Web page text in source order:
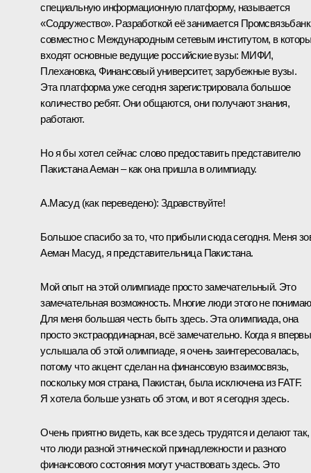
специальную информационную платформу, называется
«Содружество». Разработкой её занимается Промсвязьбанк
совместно с Международным сетевым институтом, в
входят основные ведущие российские вузы: МИФИ,
Плехановка, Финансовый университет, зарубежные вузы.
Эта платформа уже сегодня зарегистрировала большое
количество ребят. Они общаются, они получают знания,
работают.
Но я бы хотел сейчас слово предоставить представителю
Пакистана Аеман – как она пришла в олимпиаду.
А.Масуд (как переведено): Здравствуйте!
Большое спасибо за то, что прибыли сюда сегодня. Меня
Аеман Масуд, я представительница Пакистана.
Мой опыт на этой олимпиаде просто замечательный. Это
замечательная возможность. Многие люди этого не
Для меня большая честь быть здесь. Эта олимпиада, она
просто экстраординарная, всё замечательно. Когда я
услышала об этой олимпиаде, я очень заинтересовалась,
потому что акцент сделан на финансовую взаимосвязь,
поскольку моя страна, Пакистан, была исключена из FATF.
Я хотела больше узнать об этом, и вот я сегодня здесь.
Очень приятно видеть, как все здесь трудятся и делают так,
что люди разной этнической принадлежности и разного
финансового состояния могут участвовать здесь. Это